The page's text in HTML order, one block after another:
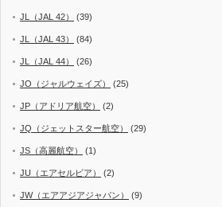
JL（JAL 42） (39)
JL（JAL 43） (84)
JL（JAL 44） (26)
JO（ジャルウェイズ） (25)
JP（アドリア航空） (2)
JQ（ジェットスター航空） (29)
JS（高麗航空） (1)
JU（エアセルビア） (2)
JW（エアアジアジャパン） (9)